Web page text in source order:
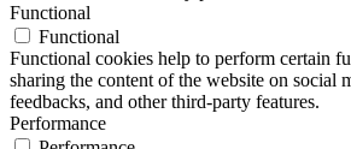
Functional
Functional
Functional cookies help to perform certain
sharing the content of the website on social
feedbacks, and other third-party features.
Performance